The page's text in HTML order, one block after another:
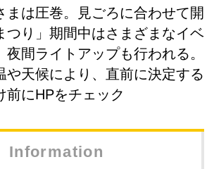
まは圧巻。見ごろに合わせて開
つり」期間中はさまざまなイベ
夜間ライトアップも行われる。
や天候により、直前に決定する
前にHPをチェック
Information